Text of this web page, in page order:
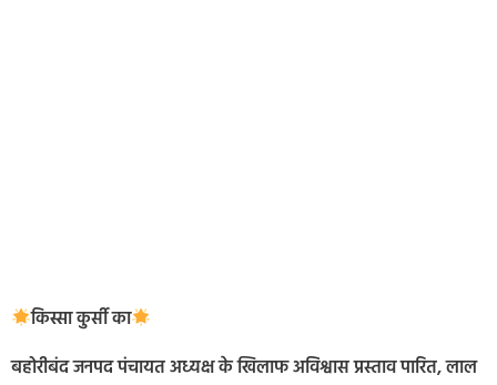
किस्सा कुर्सी का
बहोरीबंद जनपद पंचायत अध्यक्ष के खिलाफ अविश्वास प्रस्ताव पारित, लाल